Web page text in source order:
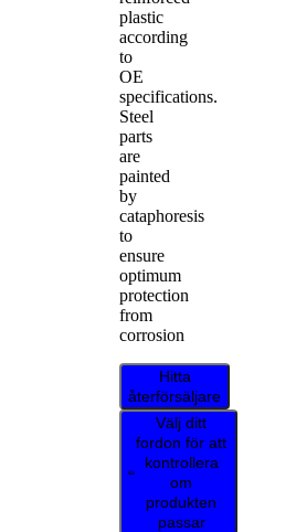
plastic
according
to
OE
specifications.
Steel
parts
are
painted
by
cataphoresis
to
ensure
optimum
protection
from
corrosion
Hitta
återförsäljare
Välj ditt
fordon för att
kontrollera
om
produkten
passar